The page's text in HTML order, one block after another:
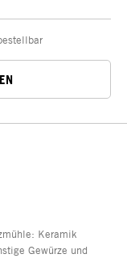
Keramik
Gewürze und